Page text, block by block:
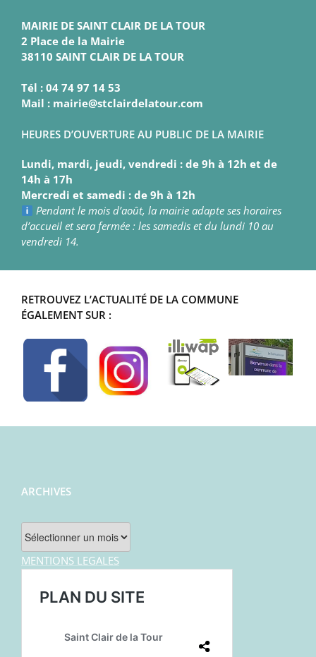
MAIRIE DE SAINT CLAIR DE LA TOUR
2 Place de la Mairie
38110 SAINT CLAIR DE LA TOUR
Tél : 04 74 97 14 53
Mail : mairie@stclairdelatour.com
HEURES D’OUVERTURE AU PUBLIC DE LA MAIRIE
Lundi, mardi, jeudi, vendredi : de 9h à 12h et de
14h à 17h
Mercredi et samedi : de 9h à 12h
Pendant le mois d’août, la mairie adapte ses horaires
d’accueil et sera fermée : les samedis et du lundi 10 au
vendredi 14.
RETROUVEZ L’ACTUALITÉ DE LA COMMUNE
ÉGALEMENT SUR :
ARCHIVES
Archives
MENTIONS LEGALES